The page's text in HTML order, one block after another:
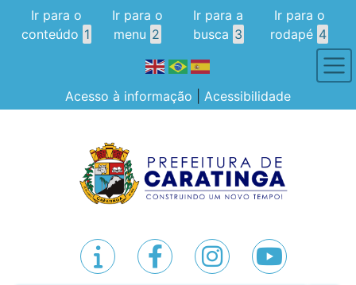
Ir para o
conteúdo 1
Ir para o
menu 2
Ir para a
busca 3
Ir para o
rodapé 4
Acesso à informação Acessibilidade